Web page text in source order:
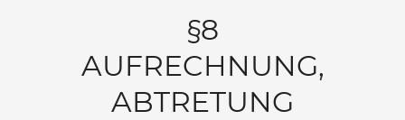
§8
AUFRECHNUNG,
ABTRETUNG